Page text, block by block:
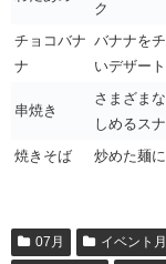
ク
チョコバナ
ナ
バナナを
いデザート
串焼き
さまざま
しめるス
焼きそば
炒めた麺
07月 イベント月